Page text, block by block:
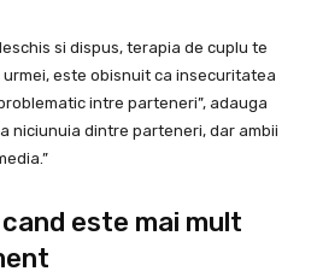
si dispus, terapia de cuplu te
urmei, este obisnuit ca insecuritatea
intre parteneri”, adauga
niciunuia dintre parteneri, dar ambii
este mai mult